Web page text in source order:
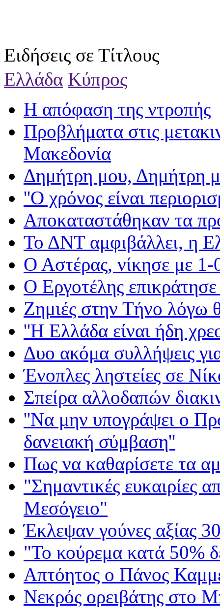
Ειδήσεις σε Τίτλους
Ελλάδα Κύπρος
Η απόφαση της ντροπής
Προβλήματα στις
Μακεδονία
Δημήτρη μου, Δημήτρη
''Ο χρόνος είναι
Αποκαταστάθηκαν τα
Το ΔΝΤ αμφιβάλλει, η
Ο Αστέρας, νίκησε με 1-
Ο Εργοτέλης
Ζημιές στην Τήνο λόγω
''Η Ελλάδα είναι ήδη
Δυο ακόμα συλλήψεις
Ένοπλες ληστείες σε
Σπείρα αλλοδαπών
''Να μην υπογράψει ο
δανειακή σύμβαση''
Πως να καθαρίσετε τα
"Σημαντικές ευκαιρίες
Μεσόγειο"
Έκλεψαν γούνες αξίας
"Το κούρεμα κατά 50%
Απτόητος ο Πάνος
Νεκρός ορειβάτης στο